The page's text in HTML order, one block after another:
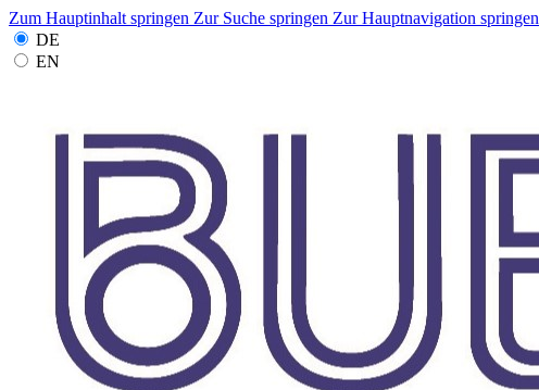
Zum Hauptinhalt springen Zur Suche springen Zur Hauptnavigation springen
DE
EN